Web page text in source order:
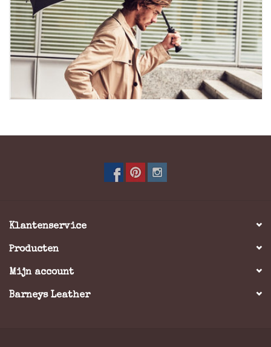
Klantenservice
Producten
Mijn account
Barneys Leather